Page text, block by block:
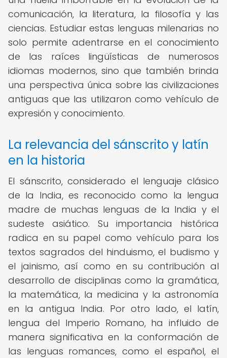
comunicación, la literatura, la filosofía y las
ciencias. Estudiar estas lenguas milenarias no
solo permite adentrarse en el conocimiento
de las raíces lingüísticas de numerosos
idiomas modernos, sino que también brinda
una perspectiva única sobre las civilizaciones
antiguas que las utilizaron como vehículo de
expresión y conocimiento.
La relevancia del sánscrito y latín
en la historia
El sánscrito, considerado el lenguaje clásico
de la India, es reconocido como la lengua
madre de muchas lenguas de la India y el
sudeste asiático. Su importancia histórica
radica en su papel como vehículo para los
textos sagrados del hinduismo, el budismo y
el jainismo, así como en su contribución al
desarrollo de disciplinas como la gramática,
la matemática, la medicina y la astronomía
en la antigua India. Por otro lado, el latín,
lengua del Imperio Romano, ha influido de
manera significativa en la conformación de
las lenguas romances, como el español, el